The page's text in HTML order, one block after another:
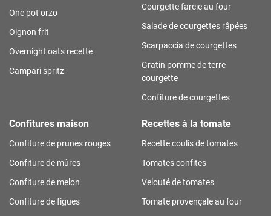
One pot orzo
Oignon frit
Overnight oats recette
Campari spritz
Courgette farcie au four
Salade de courgettes râpées
Scarpaccia de courgettes
Gratin pomme de terre
courgette
Confiture de courgettes
Confitures maison
Confiture de prunes rouges
Confiture de mûres
Confiture de melon
Confiture de figues
Recettes à la tomate
Recette coulis de tomates
Tomates confites
Velouté de tomates
Tomate provençale au four